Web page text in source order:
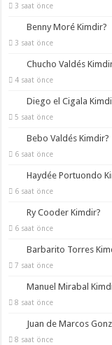
3 saat önce
Benny Moré Kimdir?
3 saat önce
Chucho Valdés
4 saat önce
Diego el Cigala
5 saat önce
Bebo Valdés Kimdir?
6 saat önce
Haydée Portuondo
6 saat önce
Ry Cooder Kimdir?
6 saat önce
Barbarito Torres
7 saat önce
Manuel Mirabal
8 saat önce
Juan de Marcos
8 saat önce